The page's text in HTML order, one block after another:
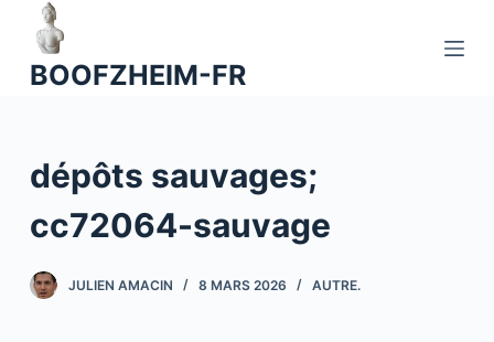
u
o
BOOFZHEIM-FR
dépôts sauvages;
cc72064-sauvage
JULIEN AMACIN 8 MARS 2026 AUTRE.